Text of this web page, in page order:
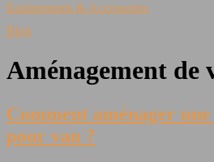
Equipements & Accessoires
Blog
Aménagement de
Comment aménager
pour van ?